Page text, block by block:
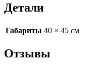
Детали
Габариты 40 × 45 см
Отзывы